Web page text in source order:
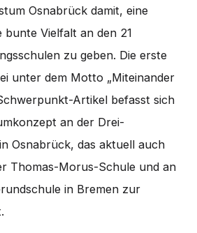
Osnabrück damit, eine
Vielfalt an den 21
zu geben. Die erste
unter dem Motto „Miteinander
Artikel befasst sich
an der Drei-
Osnabrück, das aktuell auch
Thomas-Morus-Schule und an
in Bremen zur